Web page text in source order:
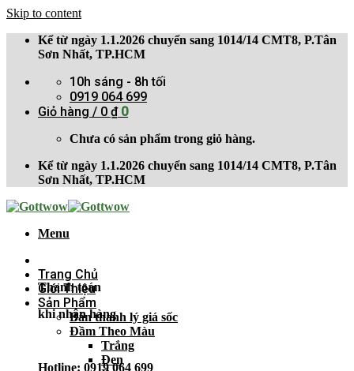
Skip to content
Kể từ ngày 1.1.2026 chuyển sang 1014/14 CMT8, P.Tân
Sơn Nhất, TP.HCM
10h sáng - 8h tối
0919 064 699
Giỏ hàng / 0 ₫ 0
Chưa có sản phẩm trong giỏ hàng.
Kể từ ngày 1.1.2026 chuyển sang 1014/14 CMT8, P.Tân
Sơn Nhất, TP.HCM
Menu
Thanh toán
khi nhận hàng
Hotline: 0919 064 699
Trang Chủ
Giới Thiệu
Sản Phẩm
Bán thanh lý giá sốc
Đầm Theo Màu
Trắng
Đen